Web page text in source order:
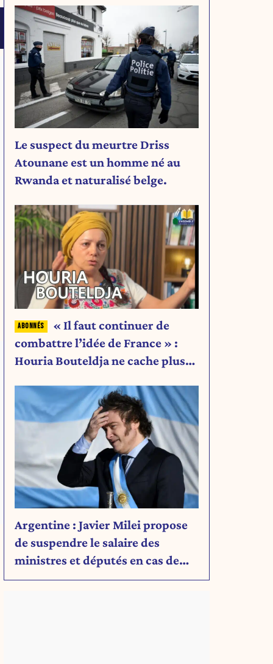
Le suspect du meurtre Driss
Atounane est un homme né au
Rwanda et naturalisé belge.
« Il faut continuer de
combattre l’idée de France » :
Houria Bouteldja ne cache plus
Argentine : Javier Milei propose
de suspendre le salaire des
ministres et députés en cas de
déficit budgétaire